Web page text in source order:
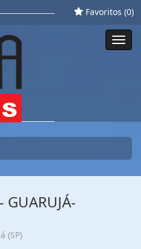
Favoritos (0)
GUARUJÁ-
(SP)